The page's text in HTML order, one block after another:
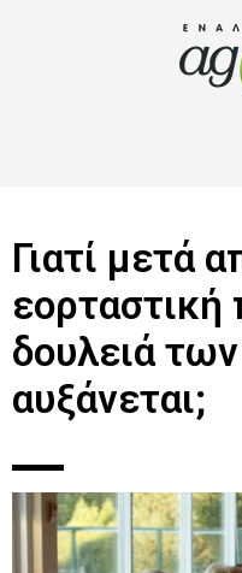
Γιατί μετά
εορταστική
δουλειά
αυξάνεται;